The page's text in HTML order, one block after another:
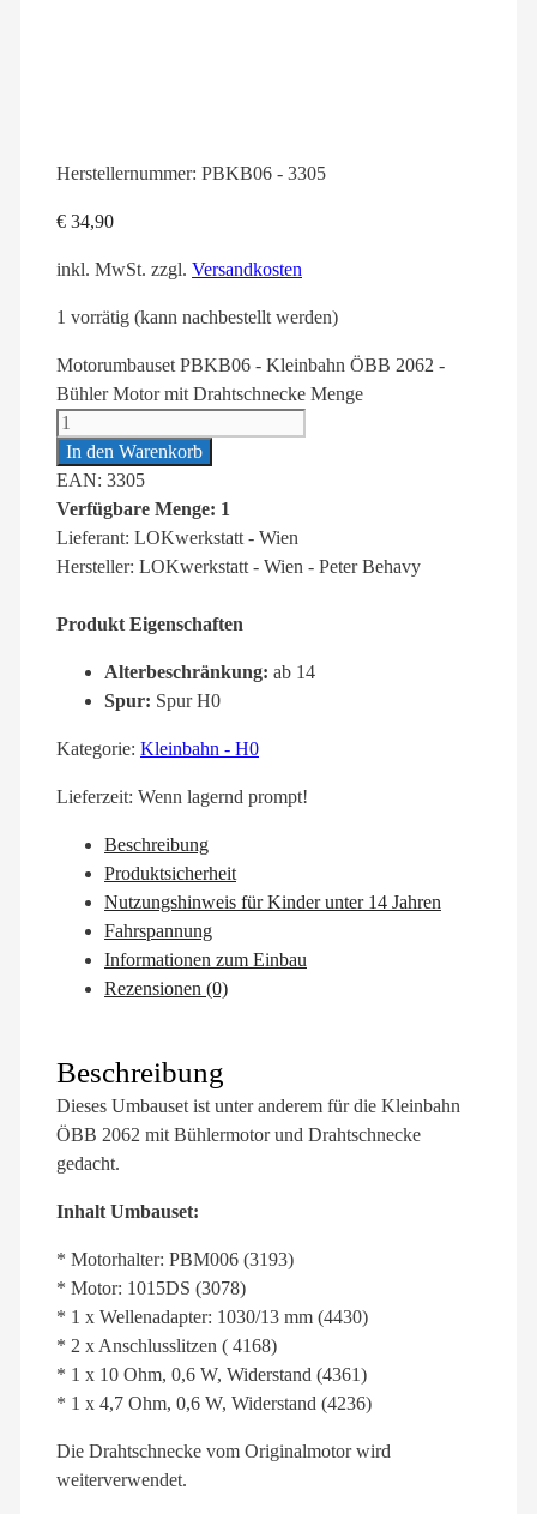
Herstellernummer: PBKB06 - 3305
€ 34,90
inkl. MwSt. zzgl. Versandkosten
1 vorrätig (kann nachbestellt werden)
Motorumbauset PBKB06 - Kleinbahn ÖBB 2062 -
Bühler Motor mit Drahtschnecke Menge
In den Warenkorb
EAN: 3305
Verfügbare Menge: 1
Lieferant: LOKwerkstatt - Wien
Hersteller: LOKwerkstatt - Wien - Peter Behavy
Produkt Eigenschaften
Alterbeschränkung: ab 14
Spur: Spur H0
Kategorie: Kleinbahn - H0
Lieferzeit: Wenn lagernd prompt!
Beschreibung
Produktsicherheit
Nutzungshinweis für Kinder unter 14 Jahren
Fahrspannung
Informationen zum Einbau
Rezensionen (0)
Beschreibung
Dieses Umbauset ist unter anderem für die Kleinbahn
ÖBB 2062 mit Bühlermotor und Drahtschnecke
gedacht.
Inhalt Umbauset:
* Motorhalter: PBM006 (3193)
* Motor: 1015DS (3078)
* 1 x Wellenadapter: 1030/13 mm (4430)
* 2 x Anschlusslitzen ( 4168)
* 1 x 10 Ohm, 0,6 W, Widerstand (4361)
* 1 x 4,7 Ohm, 0,6 W, Widerstand (4236)
Die Drahtschnecke vom Originalmotor wird
weiterverwendet.